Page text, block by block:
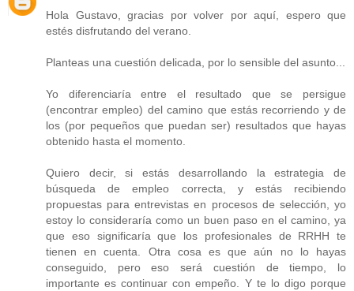
Hola Gustavo, gracias por volver por aquí, espero que
estés disfrutando del verano.
Planteas una cuestión delicada, por lo sensible del asunto...
Yo diferenciaría entre el resultado que se persigue
(encontrar empleo) del camino que estás recorriendo y de
los (por pequeños que puedan ser) resultados que hayas
obtenido hasta el momento.
Quiero decir, si estás desarrollando la estrategia de
búsqueda de empleo correcta, y estás recibiendo
propuestas para entrevistas en procesos de selección, yo
estoy lo consideraría como un buen paso en el camino, ya
que eso significaría que los profesionales de RRHH te
tienen en cuenta. Otra cosa es que aún no lo hayas
conseguido, pero eso será cuestión de tiempo, lo
importante es continuar con empeño. Y te lo digo porque